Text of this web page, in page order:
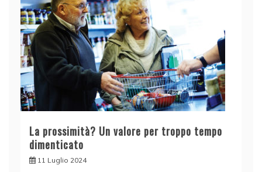
La prossimità? Un valore per troppo tempo
dimenticato
11 Luglio 2024